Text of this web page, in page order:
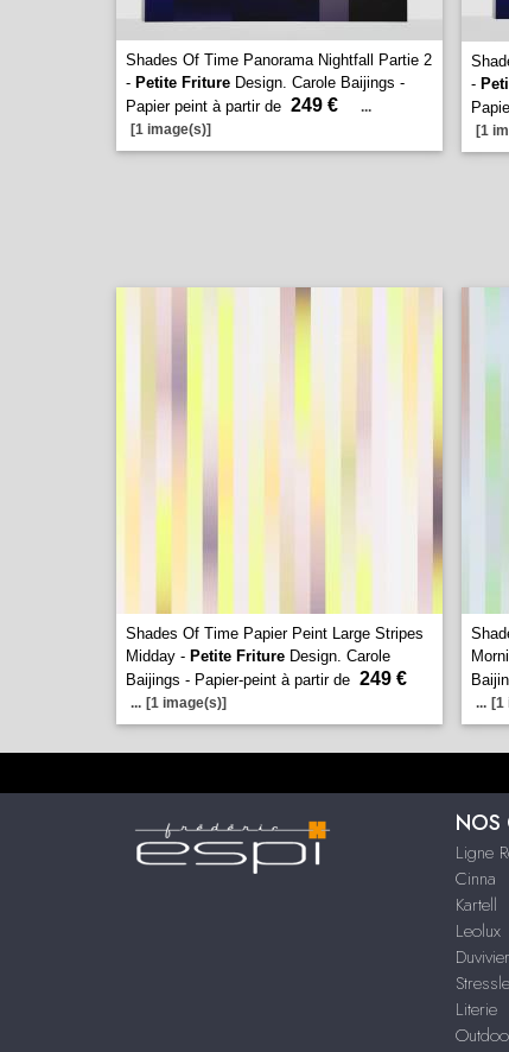
Shades Of Time Panorama Nightfall Partie 2
- Petite Friture Design. Carole Baijings -
Papier peint à partir de 249 €
...
[1 image(s)]
-
[1
Shades Of Time Papier Peint Large Stripes
Midday - Petite Friture Design. Carole
Baijings - Papier-peint à partir de 249 €
... [1 image(s)] ... [1
NOS
Ligne
Cinna
Kartell
Leolux
Duvivier
Literie